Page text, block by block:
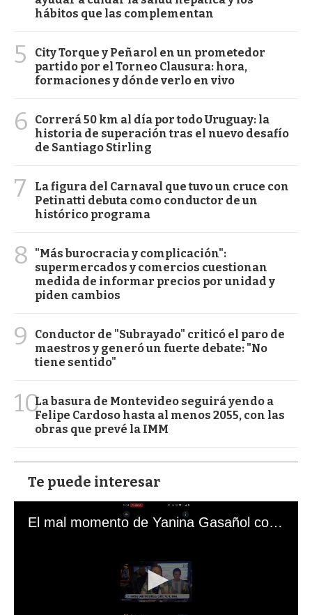
hábitos que las complementan
5
City Torque y Peñarol en un prometedor
partido por el Torneo Clausura: hora,
formaciones y dónde verlo en vivo
6
Correrá 50 km al día por todo Uruguay: la
historia de superación tras el nuevo desafío
de Santiago Stirling
7
La figura del Carnaval que tuvo un cruce con
Petinatti debuta como conductor de un
histórico programa
8
"Más burocracia y complicación":
supermercados y comercios cuestionan
medida de informar precios por unidad y
piden cambios
9
Conductor de "Subrayado" criticó el paro de
maestros y generó un fuerte debate: "No
tiene sentido"
10La basura de Montevideo seguirá yendo a
Felipe Cardoso hasta al menos 2055, con las
obras que prevé la IMM
Te puede interesar
El mal momento de Yanina Gasañol con un hincha argentino en "Subrayado"